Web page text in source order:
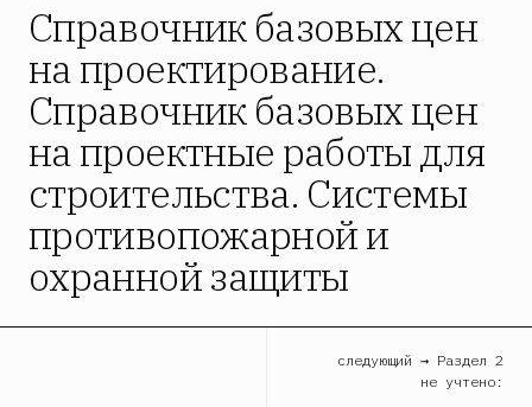
Справочник базовых цен
на проектирование.
Справочник базовых цен
на проектные работы для
строительства. Системы
противопожарной и
охранной защиты
следующий → Раздел 2
не учтено: